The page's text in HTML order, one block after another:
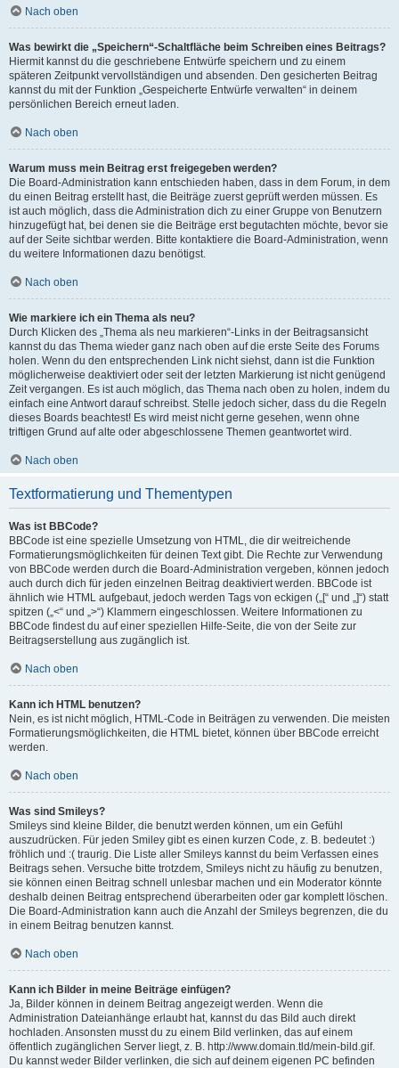
Nach oben
Was bewirkt die „Speichern“-Schaltfläche beim Schreiben eines Beitrags?
Hiermit kannst du die geschriebene Entwürfe speichern und zu einem
späteren Zeitpunkt vervollständigen und absenden. Den gesicherten Beitrag
kannst du mit der Funktion „Gespeicherte Entwürfe verwalten“ in deinem
persönlichen Bereich erneut laden.
Nach oben
Warum muss mein Beitrag erst freigegeben werden?
Die Board-Administration kann entschieden haben, dass in dem Forum, in dem
du einen Beitrag erstellt hast, die Beiträge zuerst geprüft werden müssen. Es
ist auch möglich, dass die Administration dich zu einer Gruppe von Benutzern
hinzugefügt hat, bei denen sie die Beiträge erst begutachten möchte, bevor sie
auf der Seite sichtbar werden. Bitte kontaktiere die Board-Administration, wenn
du weitere Informationen dazu benötigst.
Nach oben
Wie markiere ich ein Thema als neu?
Durch Klicken des „Thema als neu markieren“-Links in der Beitragsansicht
kannst du das Thema wieder ganz nach oben auf die erste Seite des Forums
holen. Wenn du den entsprechenden Link nicht siehst, dann ist die Funktion
möglicherweise deaktiviert oder seit der letzten Markierung ist nicht genügend
Zeit vergangen. Es ist auch möglich, das Thema nach oben zu holen, indem du
einfach eine Antwort darauf schreibst. Stelle jedoch sicher, dass du die Regeln
dieses Boards beachtest! Es wird meist nicht gerne gesehen, wenn ohne
triftigen Grund auf alte oder abgeschlossene Themen geantwortet wird.
Nach oben
Textformatierung und Thementypen
Was ist BBCode?
BBCode ist eine spezielle Umsetzung von HTML, die dir weitreichende
Formatierungsmöglichkeiten für deinen Text gibt. Die Rechte zur Verwendung
von BBCode werden durch die Board-Administration vergeben, können jedoch
auch durch dich für jeden einzelnen Beitrag deaktiviert werden. BBCode ist
ähnlich wie HTML aufgebaut, jedoch werden Tags von eckigen („[“ und „]“) statt
spitzen („<“ und „>“) Klammern eingeschlossen. Weitere Informationen zu
BBCode findest du auf einer speziellen Hilfe-Seite, die von der Seite zur
Beitragserstellung aus zugänglich ist.
Nach oben
Kann ich HTML benutzen?
Nein, es ist nicht möglich, HTML-Code in Beiträgen zu verwenden. Die meisten
Formatierungsmöglichkeiten, die HTML bietet, können über BBCode erreicht
werden.
Nach oben
Was sind Smileys?
Smileys sind kleine Bilder, die benutzt werden können, um ein Gefühl
auszudrücken. Für jeden Smiley gibt es einen kurzen Code, z. B. bedeutet :)
fröhlich und :( traurig. Die Liste aller Smileys kannst du beim Verfassen eines
Beitrags sehen. Versuche bitte trotzdem, Smileys nicht zu häufig zu benutzen,
sie können einen Beitrag schnell unlesbar machen und ein Moderator könnte
deshalb deinen Beitrag entsprechend überarbeiten oder gar komplett löschen.
Die Board-Administration kann auch die Anzahl der Smileys begrenzen, die du
in einem Beitrag benutzen kannst.
Nach oben
Kann ich Bilder in meine Beiträge einfügen?
Ja, Bilder können in deinem Beitrag angezeigt werden. Wenn die
Administration Dateianhänge erlaubt hat, kannst du das Bild auch direkt
hochladen. Ansonsten musst du zu einem Bild verlinken, das auf einem
öffentlich zugänglichen Server liegt, z. B. http://www.domain.tld/mein-bild.gif.
Du kannst weder Bilder verlinken, die sich auf deinem eigenen PC befinden